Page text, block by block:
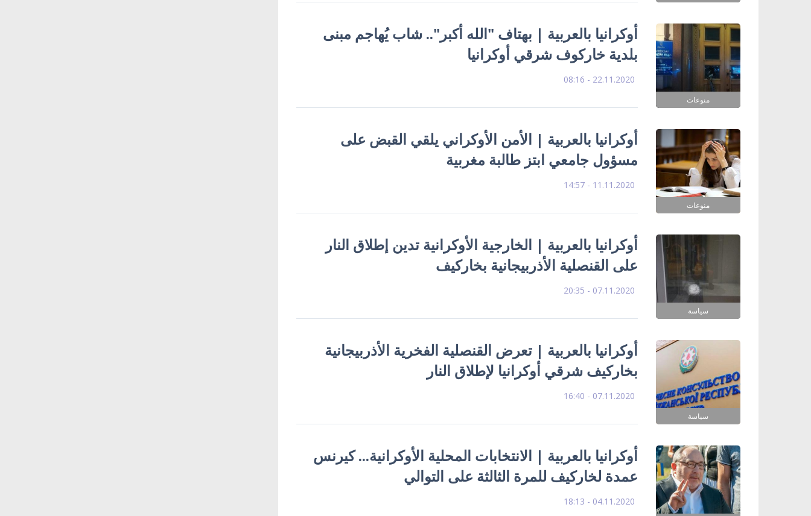
منوعات
أوكرانيا بالعربية | بهتاف "الله أكبر".. شاب يُهاجم مبنى
بلدية خاركوف شرقي أوكرانيا
22.11.2020 - 08:16
منوعات
أوكرانيا بالعربية | الأمن الأوكراني يلقي القبض على
مسؤول جامعي ابتز طالبة مغربية
11.11.2020 - 14:57
سياسة
أوكرانيا بالعربية | الخارجية الأوكرانية تدين إطلاق النار
على القنصلية الأذربيجانية بخاركيف
07.11.2020 - 20:35
سياسة
أوكرانيا بالعربية | تعرض القنصلية الفخرية الأذربيجانية
بخاركيف شرقي أوكرانيا لإطلاق النار
07.11.2020 - 16:40
أوكرانيا بالعربية | الانتخابات المحلية الأوكرانية... كيرنس
عمدة لخاركيف للمرة الثالثة على التوالي
04.11.2020 - 18:13